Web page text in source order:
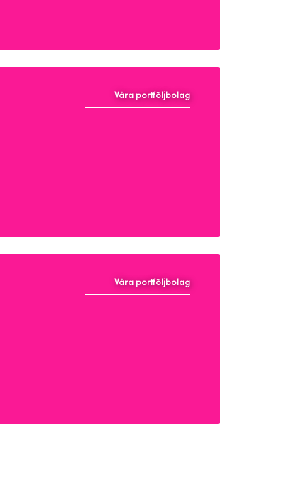
Våra portföljbolag
Våra portföljbolag